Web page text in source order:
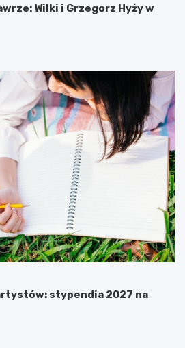
Wilki i Grzegorz Hyży w
stypendia 2027 na